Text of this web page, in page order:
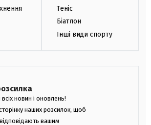
Теніс
Біатлон
Інші види спорту
всіх новин і оновлень!
наших розсилок, щоб
вашим